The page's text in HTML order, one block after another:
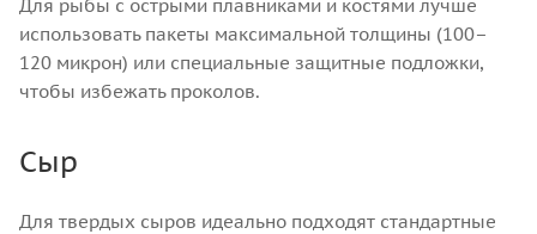
Для рыбы с острыми плавниками и костями лучше
использовать пакеты максимальной толщины (100–
120 микрон) или специальные защитные подложки,
чтобы избежать проколов.
Сыр
Для твердых сыров идеально подходят стандартные